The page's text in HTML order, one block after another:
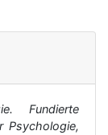
Fundierte
Psychologie,